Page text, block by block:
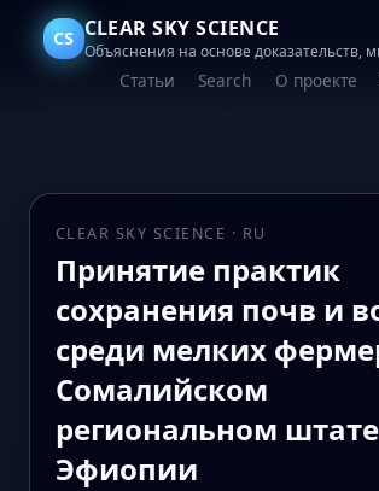
CS CLEAR SKY SCIENCE
Объяснения на основе доказательств,
Статьи Search О проекте
CLEAR SKY SCIENCE · RU
Принятие практик
сохранения почв и
среди мелких
Сомалийском
региональном штате
Эфиопии